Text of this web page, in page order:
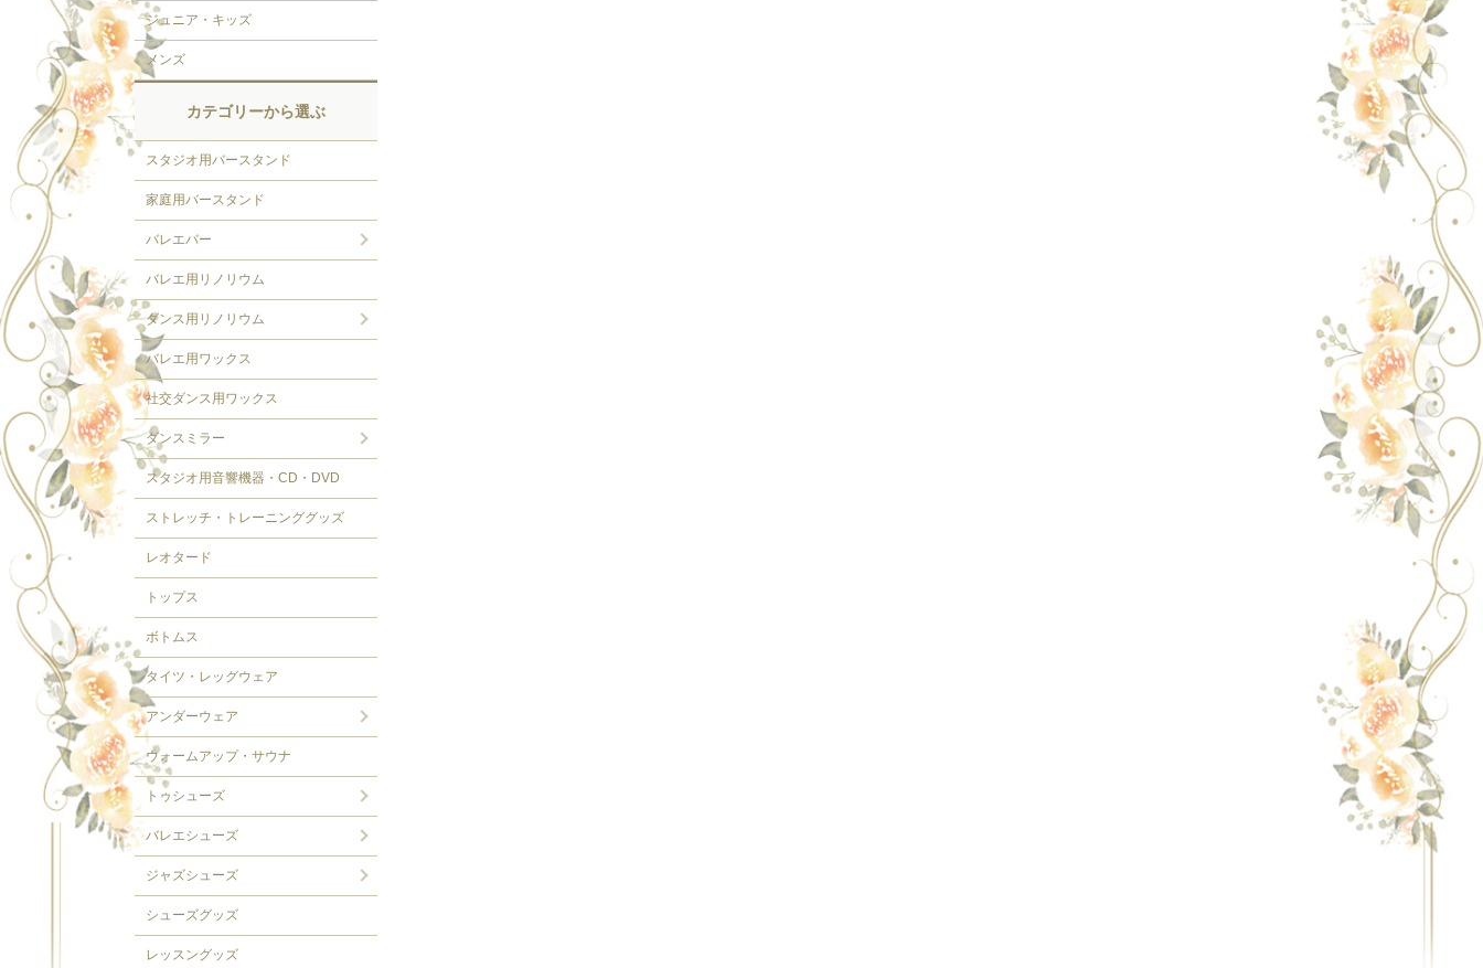
ジュニア・キッズ
メンズ
カテゴリーから選ぶ
スタジオ用バースタンド
家庭用バースタンド
バレエバー
バレエ用リノリウム
ダンス用リノリウム
バレエ用ワックス
社交ダンス用ワックス
ダンスミラー
スタジオ用音響機器・CD・DVD
ストレッチ・トレーニンググッズ
レオタード
トップス
ボトムス
タイツ・レッグウェア
アンダーウェア
ウォームアップ・サウナ
トゥシューズ
バレエシューズ
ジャズシューズ
シューズグッズ
レッスングッズ